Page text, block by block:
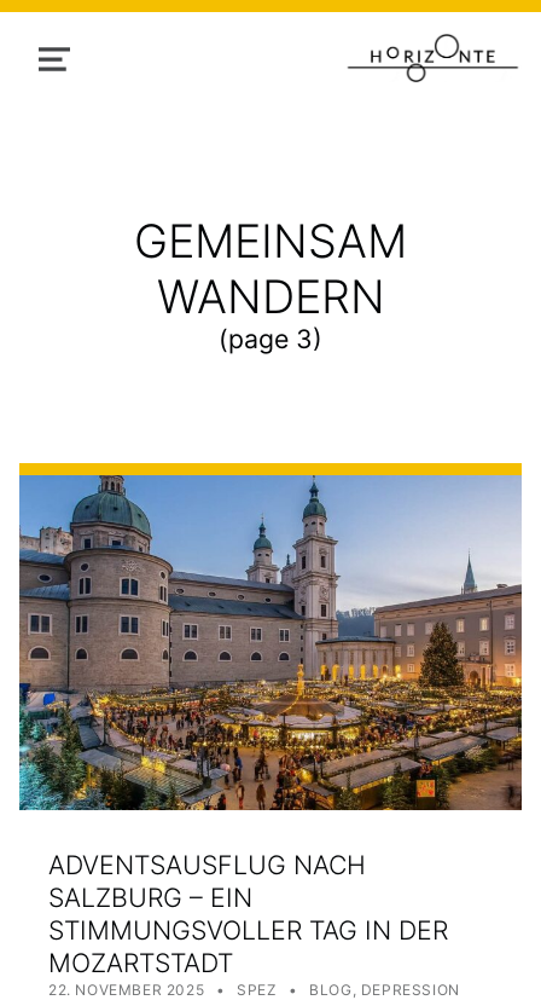
MENU
TAG:
GEMEINSAM
WANDERN
(page 3)
ADVENTSAUSFLUG NACH
SALZBURG – EIN
STIMMUNGSVOLLER TAG IN DER
MOZARTSTADT
POSTED ON:
22. NOVEMBER 2025 SPEZ CATEGORIZED IN:
BLOG
DEPRESSION